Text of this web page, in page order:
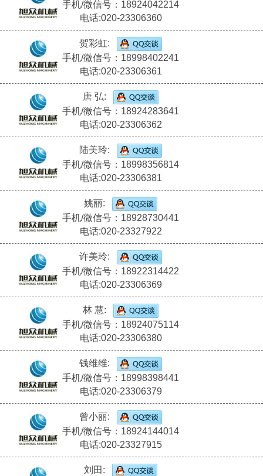
手机/微信号：18924042214
电话:020-23306360
贺彩虹:
手机/微信号：18998402241
电话:020-23306361
唐 弘:
手机/微信号：18924283641
电话:020-23306362
陆美玲:
手机/微信号：18998356814
电话:020-23306381
姚丽:
手机/微信号：18928730441
电话:020-23327922
许美玲:
手机/微信号：18922314422
电话:020-23306369
林 慧:
手机/微信号：18924075114
电话:020-23306380
钱维维:
手机/微信号：18998398441
电话:020-23306379
曾小丽:
手机/微信号：18924144014
电话:020-23327915
刘田: